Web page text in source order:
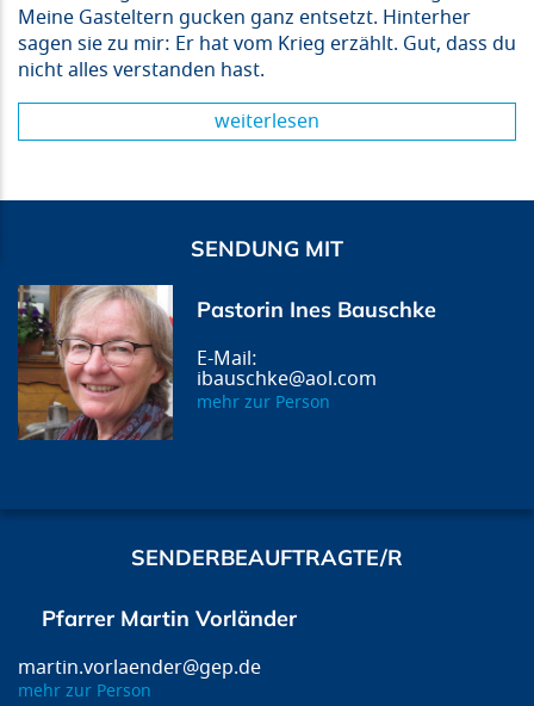
Meine Gasteltern gucken ganz entsetzt. Hinterher
sagen sie zu mir: Er hat vom Krieg erzählt. Gut, dass du
nicht alles verstanden hast.
weiterlesen
SENDUNG MIT
Pastorin Ines Bauschke
ibauschke@aol.com
mehr zur Person
SENDERBEAUFTRAGTE/R
Pfarrer Martin Vorländer
martin.vorlaender@gep.de
mehr zur Person